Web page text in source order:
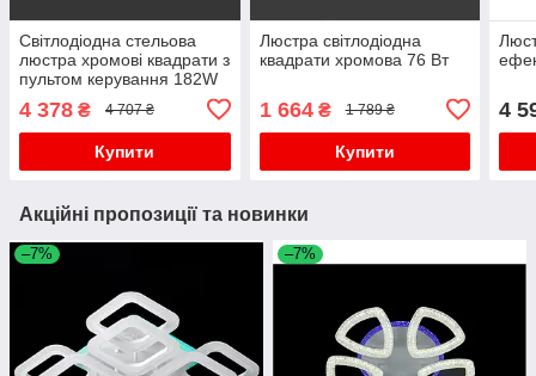
Світлодіодна стельова
люстра хромові квадрати з
пультом керування 182W
730*630*150
4 378 ₴ 4 707 ₴
Купити
Люстра світлодіодна
квадрати хромова 76 Вт
1 664₴ 1 789 ₴
Купити
4
Акційні пропозиції та новинки
–7% –7%